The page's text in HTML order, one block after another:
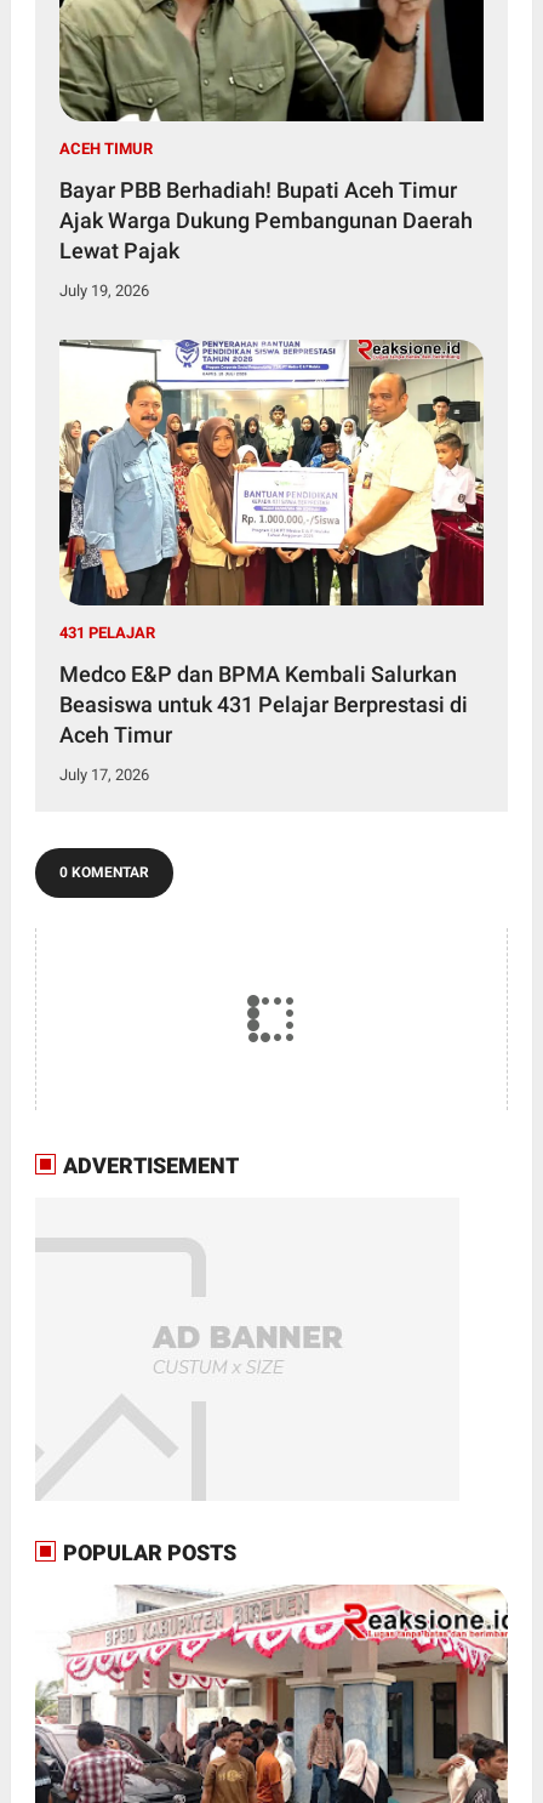
ACEH TIMUR
Bayar PBB Berhadiah! Bupati Aceh Timur
Ajak Warga Dukung Pembangunan Daerah
Lewat Pajak
July 19, 2026
431 PELAJAR
Medco E&P dan BPMA Kembali Salurkan
Beasiswa untuk 431 Pelajar Berprestasi di
Aceh Timur
July 17, 2026
0 KOMENTAR
ADVERTISEMENT
POPULAR POSTS